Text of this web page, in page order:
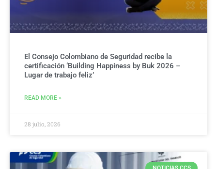
El Consejo Colombiano de Seguridad recibe la
certificación ‘Building Happiness by Buk 2026 –
Lugar de trabajo feliz’
READ MORE »
28 julio, 2026